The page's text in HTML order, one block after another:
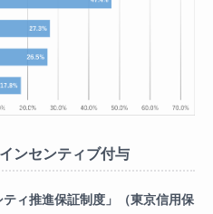
ンセンティブ付与
ティ推進保証制度」（東京信用保